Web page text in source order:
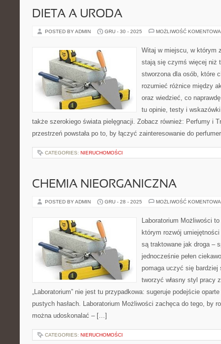
DIETA A URODA
POSTED BY ADMIN GRU - 30 - 2025 MOŻLIWOŚĆ
Witaj w miejscu, w którym
stają się czymś więcej niż
stworzona dla osób, które
rozumieć różnice między
oraz wiedzieć, co
tu opinie, testy i
także szerokiego świata pielęgnacji. Zobacz również: Perfumy i
przestrzeń powstała po to, by łączyć zainteresowanie do
CATEGORIES: NIERUCHOMOŚCI
CHEMIA NIEORGANICZNA
POSTED BY ADMIN GRU - 28 - 2025 MOŻLIWOŚĆ
Laboratorium Możliwości
którym rozwój
są traktowane jak droga –
jednocześnie pełen
pomaga uczyć się bardziej
tworzyć własny styl pracy
„Laboratorium” nie jest tu przypadkowa: sugeruje podejście
pustych hasłach. Laboratorium Możliwości zachęca do tego, by
można udoskonalać – […]
CATEGORIES: NIERUCHOMOŚCI